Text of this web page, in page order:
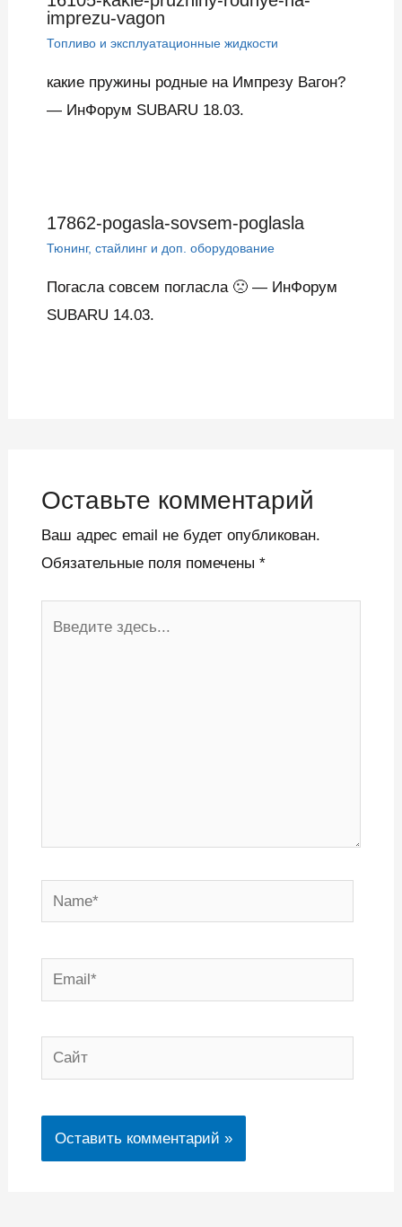
imprezu-vagon
Топливо и эксплуатационные жидкости
какие пружины родные на Импрезу Вагон?
— ИнФорум SUBARU 18.03.
17862-pogasla-sovsem-poglasla
Тюнинг, стайлинг и доп. оборудование
Погасла совсем погласла 🙁 — ИнФорум
SUBARU 14.03.
Оставьте комментарий
Ваш адрес email не будет опубликован.
Обязательные поля помечены *
Name*
Email*
Сайт